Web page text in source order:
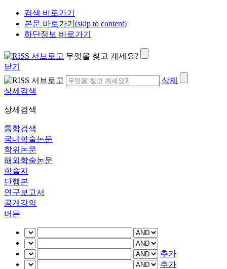
검색 바로가기
본문 바로가기(skip to content)
하단정보 바로가기
무엇을 찾고 계세요?
닫기
삭제
상세검색
상세검색
통합검색
국내학술논문
학위논문
해외학술논문
학술지
단행본
연구보고서
공개강의
버튼
추가
추가